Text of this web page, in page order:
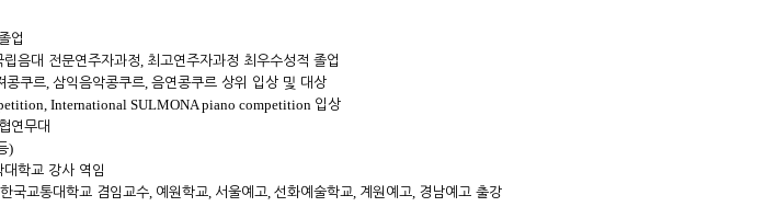
업
음대 전문연주자과정, 최고연주자과정 최우수성적 졸업
콩쿠르, 삼익음악콩쿠르, 음연콩쿠르 상위 입상 및 대상
International SULMONA piano competition 입상
협연무대
)
대학교 강사 역임
국교통대학교 겸임교수, 예원학교, 서울예고, 선화예술학교, 계원예고, 경남예고 출강